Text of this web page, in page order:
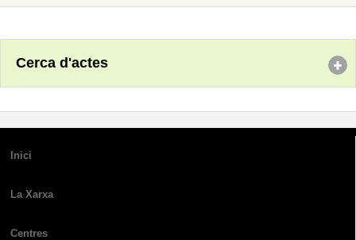
Cerca d'actes
Inici
La Xarxa
Centres